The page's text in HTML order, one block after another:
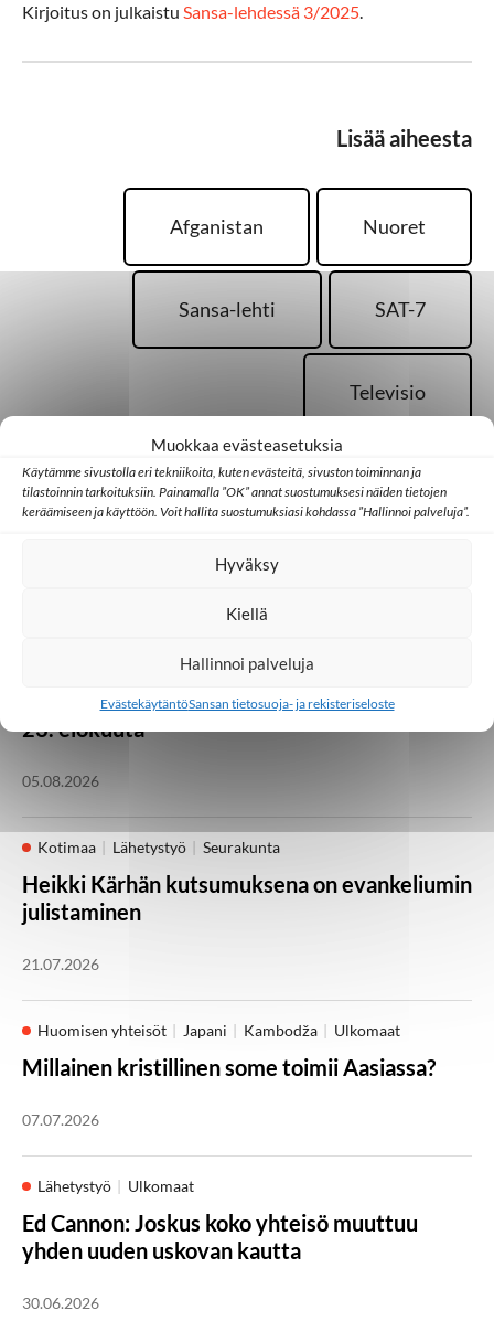
Muokkaa evästeasetuksia
Käytämme sivustolla eri tekniikoita, kuten evästeitä, sivuston toiminnan ja
tilastoinnin tarkoituksiin. Painamalla ”OK” annat suostumuksesi näiden tietojen
keräämiseen ja käyttöön. Voit hallita suostumuksiasi kohdassa ”Hallinnoi palveluja”.
Hyväksy
Kiellä
Hallinnoi palveluja
EvästekäytäntöSansan tietosuoja- ja rekisteriseloste
Kirjoitus on julkaistu Sansa-lehdessä 3/2025.
Lisää aiheesta
Afganistan Nuoret
Sansa-lehti SAT-7
Televisio
Palaa takaisin pääsivulle
Vielä on kesäjuhlia
jäljellä! Medialähetyspäivät Lempäälässä 21.–
23. elokuuta
05.08.2026
Kotimaa Lähetystyö Seurakunta
Heikki Kärhän kutsumuksena on evankeliumin
julistaminen
21.07.2026
Huomisen yhteisöt Japani Kambodža Ulkomaat
Millainen kristillinen some toimii Aasiassa?
07.07.2026
Lähetystyö Ulkomaat
Ed Cannon: Joskus koko yhteisö muuttuu
yhden uuden uskovan kautta
30.06.2026